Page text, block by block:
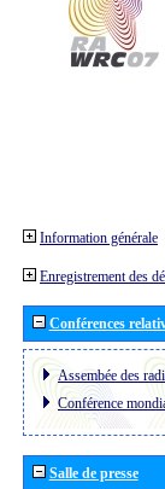
Information générale
Enregistrement des
Conférences
Assembée des
Conférence
Salle de presse